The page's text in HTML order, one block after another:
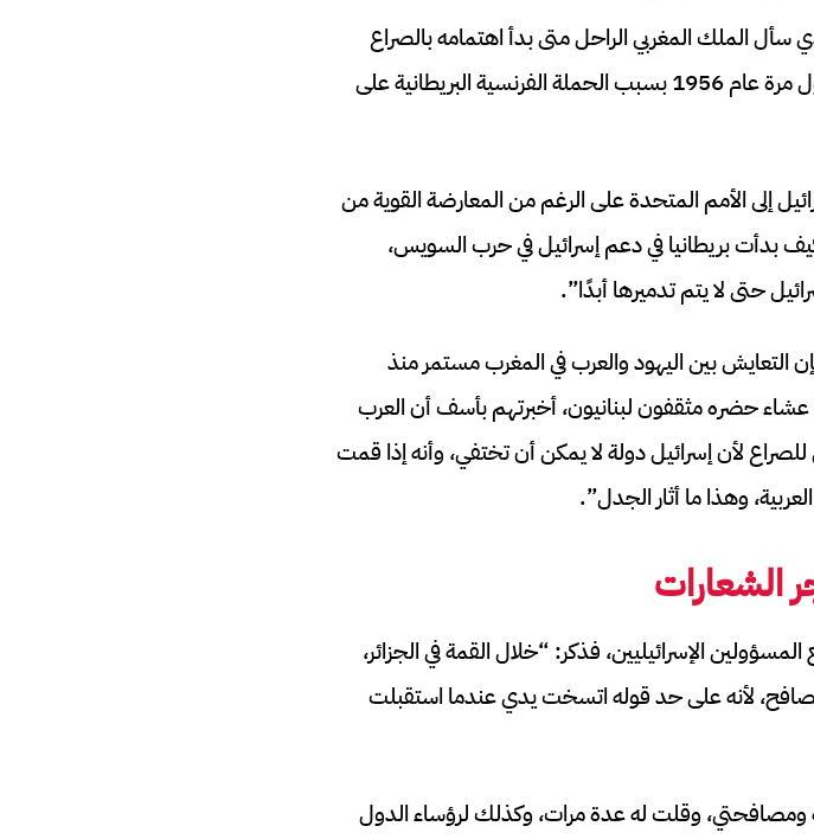
الملك المغربي الراحل متى بدأ اهتمامه بالصراع
العربي الإسرائيلي، أجاب: “لقد علمت بهذه المشكلة لأول مرة عام 1956 بسبب الحملة الفرنسية البريطانية على
إلى الأمم المتحدة على الرغم من المعارضة القوية من
بدأت بريطانيا في دعم إسرائيل في حرب السويس،
حتى لا يتم تدميرها أبدًا”.
بين اليهود والعرب في المغرب مستمر منذ
عشاء حضره مثقفون لبنانيون، أخبرتهم بأسف أن العرب
لأن إسرائيل دولة لا يمكن أن تختفي، وأنه إذا قمت
وهذا ما أثار الجدل”.
الشعارات
الإسرائيليين، فذكر: “خلال القمة في الجزائر،
لأنه على حد قوله اتسخت يدي عندما استقبلت
ومصافحتي، وقلت له عدة مرات، وكذلك لرؤساء الدول